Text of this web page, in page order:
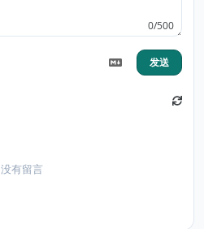
0/500
发送
没有留言